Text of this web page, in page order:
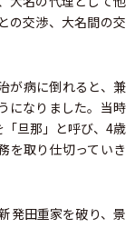
の交渉、大名間の交
が病に倒れると、兼
になりました。当時
旦那」と呼び、4歳
を取り仕切っていき
発田重家を破り、景